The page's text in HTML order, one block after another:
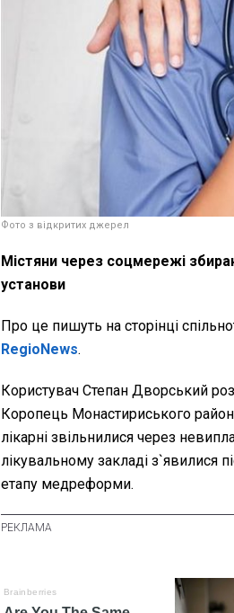
Фото з відкритих джерел
Містяни через соцмережі
установи
Про це пишуть на сторінці
RegioNews.
Користувач Степан Дворський
Коропець Монастириського
лікарні звільнилися через
лікувальному закладі з`явилися
етапу медреформи.